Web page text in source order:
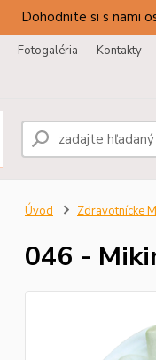
Dohodnite si s nami
Fotogaléria Kontakty
Úvod Zdravotnícke
046 -